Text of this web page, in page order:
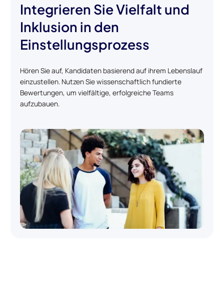
Integrieren Sie Vielfalt und
Inklusion in den
Einstellungsprozess
Hören Sie auf, Kandidaten basierend auf ihrem Lebenslauf
einzustellen. Nutzen Sie wissenschaftlich fundierte
Bewertungen, um vielfältige, erfolgreiche Teams
aufzubauen.